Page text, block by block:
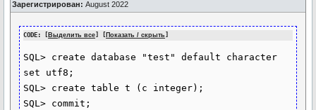
Зарегистрирован: August 2022
CODE: [ Выделить все] [ Показать / скрыть ]
SQL> create database "test" default character
set utf8;
SQL> create table t (c integer);
SQL> commit;